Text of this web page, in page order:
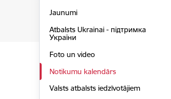
Jaunumi
Atbalsts Ukrainai - підтримка
України
Foto un video
Notikumu kalendārs
Valsts atbalsts iedzīvotājiem